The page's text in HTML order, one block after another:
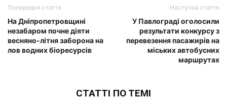
Попередня стаття
На Дніпропетровщині
незабаром почне діяти
весняно-літня заборона на
лов водних біоресурсів
Наступна стаття
У Павлограді оголосили
результати конкурсу з
перевезення пасажирів на
міських автобусних
маршрутах
СТАТТІ ПО ТЕМІ